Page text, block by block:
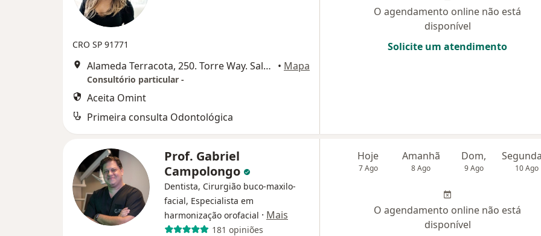
CRO SP 91771
Alameda Terracota, 250. Torre Way. Sala 1502, São Caetano do Sul • Mapa
Consultório particular -
Aceita Omint
Primeira consulta Odontológica
O agendamento online não está
disponível
Solicite um atendimento
Prof. Gabriel
Campolongo
Dentista, Cirurgião buco-maxilo-
facial, Especialista em
harmonização orofacial · Mais
181 opiniões
Hoje
7 Ago
Amanhã
8 Ago
Dom,
9 Ago 10 Ago
O agendamento online não está
disponível